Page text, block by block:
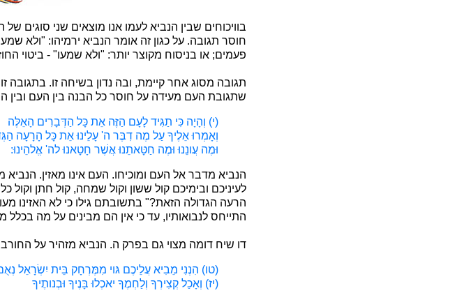
בוויכוחים שבין הנביא לעמו אנו מוצאים שני סוגים
חוסר תגובה. על כגון זה אומר הנביא ירמיהו: "ולא
פעמים; או בניסוח מקוצר יותר: "ולא שמעו" - ביטוי
תגובה מסוג אחר קיימת, ובה נדון בשיחה זו. בתגובה
שתגובת העם מעידה על חוסר כל הבנה בין העם ובין
(י) וְהָיָה כִּי תַגִּיד לָעָם הַזֶּה אֵת כָּל הַדְּבָרִים הָאֵלֶּה
וְאָמְרוּ אֵלֶיךָ עַל מֶה דִבֶּר ה' עָלֵינוּ אֵת כָּל הָרָעָה
וּמֶה עֲונֵנוּ וּמֶה חַטָּאתֵנוּ אֲשֶׁר חָטָאנוּ לה' אֱלהֵינוּ:
הנביא מדבר אל העם ומוכיחו. העם אינו מאזין.
לעיניכם ובימיכם קול ששון וקול שמחה, קול חתן
הרעה הגדולה הזאת?" בתשובתם גילו כי לא האזינו
התייחס לנבואותיו, עד כי אין הם מבינים על מה בכלל
דו שיח דומה מצוי גם בפרק ה. הנביא מזהיר על
(טו) הִנְנִי מֵבִיא עֲלֵיכֶם גּוי מִמֶּרְחָק בֵּית יִשְׂרָאֵל
(יז) וְאָכַל קְצִירְךָ וְלַחְמֶךָ יאכְלוּ בָּנֶיךָ וּבְנותֶיךָ